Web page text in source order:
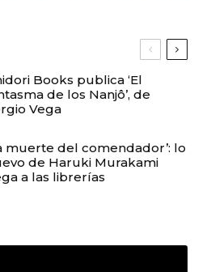
Books publica ‘El
de los Nanjô’, de
Vega
muerte del comendador’: lo
de Haruki Murakami
a las librerías